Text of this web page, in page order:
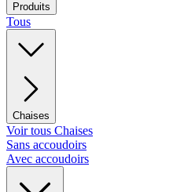
Produits
Tous
Chaises
Voir tous Chaises
Sans accoudoirs
Avec accoudoirs